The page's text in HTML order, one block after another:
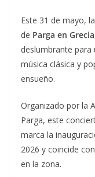
Este 31 de mayo,
de Parga en Grecia
deslumbrante
música clásica y
ensueño.
Organizado por la
Parga, este
marca la
2026 y coincide
en la zona.